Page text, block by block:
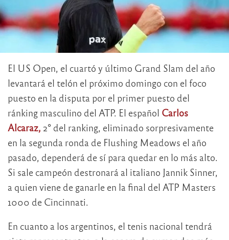
El US Open, el cuartó y último Grand Slam del año
levantará el telón el próximo domingo con el foco
puesto en la disputa por el primer puesto del
ránking masculino del ATP. El español Carlos
Alcaraz, 2° del ranking, eliminado sorpresivamente
en la segunda ronda de Flushing Meadows el año
pasado, dependerá de sí para quedar en lo más alto.
Si sale campeón destronará al italiano Jannik Sinner,
a quien viene de ganarle en la final del ATP Masters
1000 de Cincinnati.
En cuanto a los argentinos, el tenis nacional tendrá